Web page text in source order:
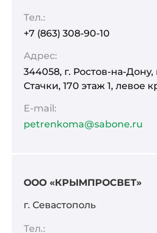
Тел.:
+7 (863) 308-90-10
Адрес:
344058, г. Ростов-на-
Стачки, 170 этаж 1, левое
E-mail:
petrenkoma@sabone.ru
ООО «КРЫМПРОСВЕТ»
г. Севастополь
Тел.: